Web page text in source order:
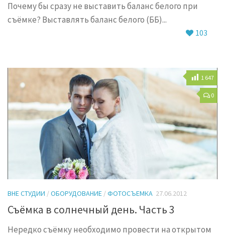
Почему бы сразу не выставить баланс белого при
съёмке? Выставлять баланс белого (ББ)...
103
0
1 647
ВНЕ СТУДИИ /ОБОРУДОВАНИЕ /ФОТОСЪЕМКА 27.06.2012
Съёмка в солнечный день. Часть 3
Нередко съёмку необходимо провести на открытом